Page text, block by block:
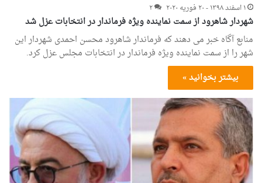
۱ اسفند ۱۳۹۸ - ۲۰ فوریه ۲۰۲۰
۲
شهردار شاهرود از سمت نماینده ویژه فرماندار در انتخابات عزل شد
منابع آگاه خبر می دهند که فرماندار شاهرود محسن احمدی شهردار این
شهر را از سمت نماینده ویژه فرماندار در انتخابات مجلس عزل کرد.
بیشتر بخوانید »